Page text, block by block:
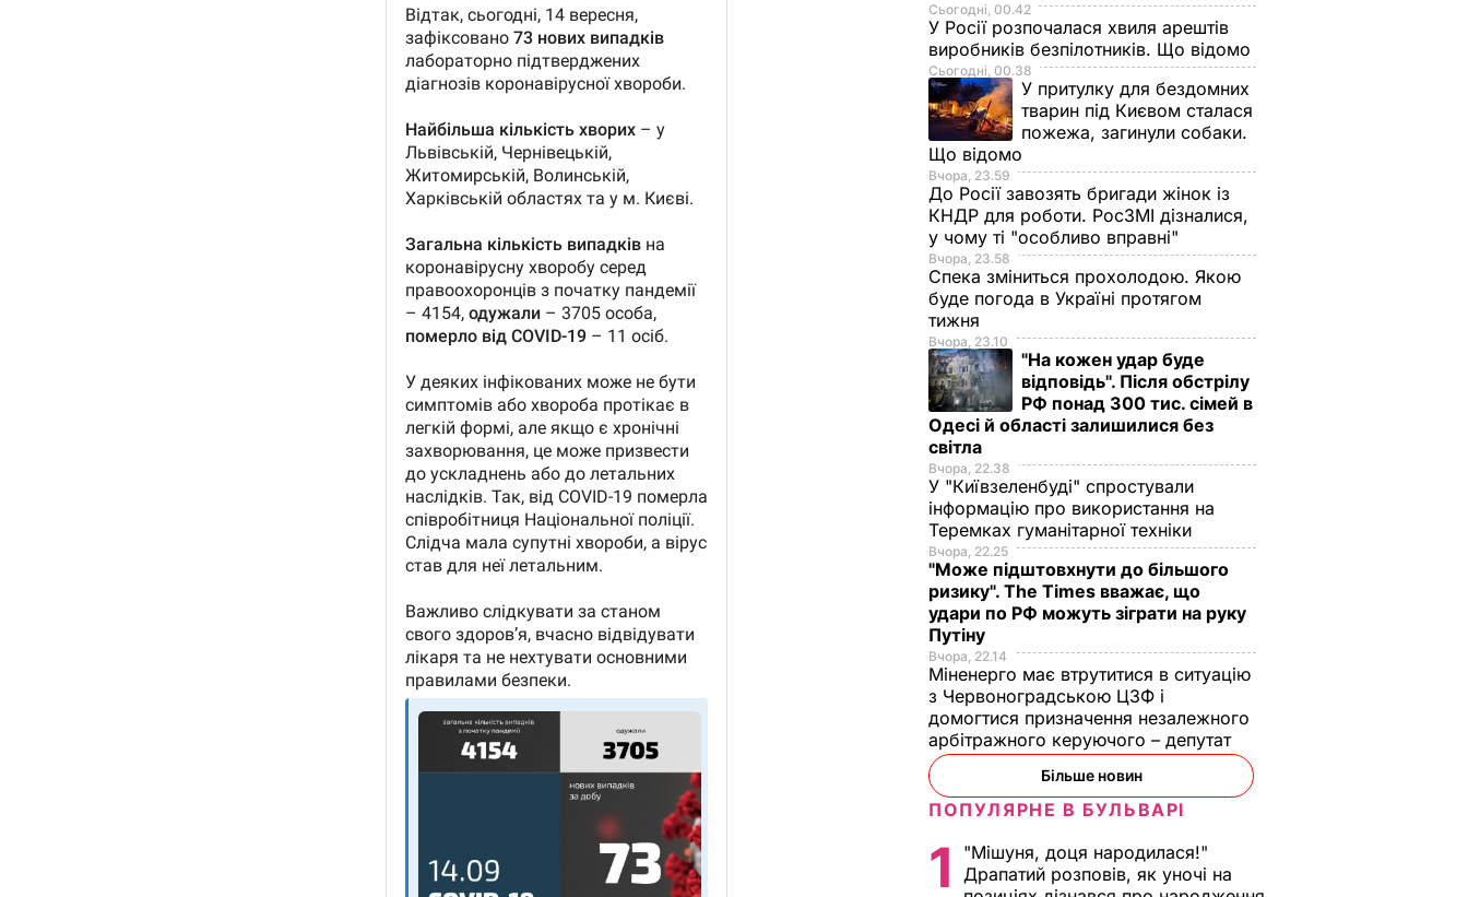
Сьогодні, 00.42
У Росії розпочалася хвиля арештів
виробників безпілотників. Що відомо
Сьогодні, 00.38
У притулку для бездомних
тварин під Києвом сталася
пожежа, загинули собаки.
Що відомо
Вчора, 23.59
До Росії завозять бригади жінок із
КНДР для роботи. РосЗМІ дізналися,
у чому ті "особливо вправні"
Вчора, 23.58
Спека зміниться прохолодою. Якою
буде погода в Україні протягом
тижня
Вчора, 23.10
"На кожен удар буде
відповідь". Після обстрілу
РФ понад 300 тис. сімей в
Одесі й області залишилися без
світла
Вчора, 22.38
У "Київзеленбуді" спростували
інформацію про використання на
Теремках гуманітарної техніки
Вчора, 22.25
"Може підштовхнути до більшого
ризику". The Times вважає, що
удари по РФ можуть зіграти на руку
Путіну
Вчора, 22.14
Міненерго має втрутитися в ситуацію
з Червоноградською ЦЗФ і
домогтися призначення незалежного
арбітражного керуючого – депутат
Більше новин
ПОПУЛЯРНЕ В БУЛЬВАРІ
1
"Мішуня, доця народилася!"
Драпатий розповів, як уночі на